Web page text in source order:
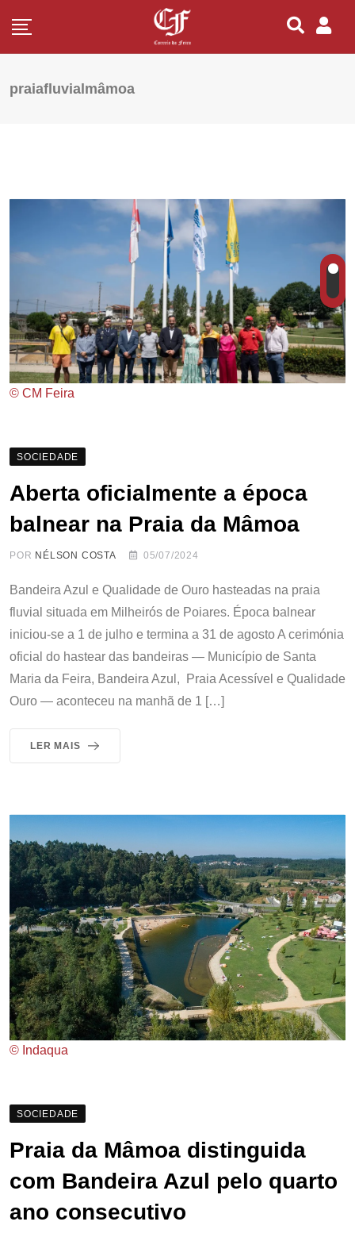
praiafluvialmâmoa
© CM Feira
SOCIEDADE
Aberta oficialmente a época
balnear na Praia da Mâmoa
POR NÉLSON COSTA 05/07/2024
Bandeira Azul e Qualidade de Ouro hasteadas na praia
fluvial situada em Milheirós de Poiares. Época balnear
iniciou-se a 1 de julho e termina a 31 de agosto A cerimónia
oficial do hastear das bandeiras — Município de Santa
Maria da Feira, Bandeira Azul, Praia Acessível e Qualidade
Ouro — aconteceu na manhã de 1 […]
LER MAIS
© Indaqua
SOCIEDADE
Praia da Mâmoa distinguida
com Bandeira Azul pelo quarto
ano consecutivo